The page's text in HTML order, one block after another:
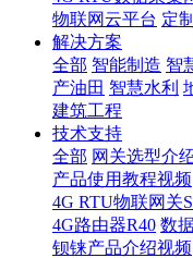
物联网云平台 定
解决方案
全部 智能制造 智
产油田 智慧水利
建筑工程
技术支持
全部 网关选型介
产品使用教程视频
4G RTU物联网关
4G路由器R40 数
钡铼产品介绍视频